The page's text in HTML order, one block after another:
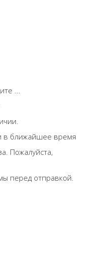
...
в ближайшее время
Пожалуйста,
перед отправкой.